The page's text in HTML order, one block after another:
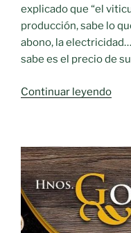
explicado que “el
producción, sabe lo
abono, la
sabe es el precio de su
Continuar leyendo
la
de